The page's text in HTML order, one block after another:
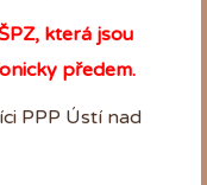
která jsou
předem.
PPP Ústí nad